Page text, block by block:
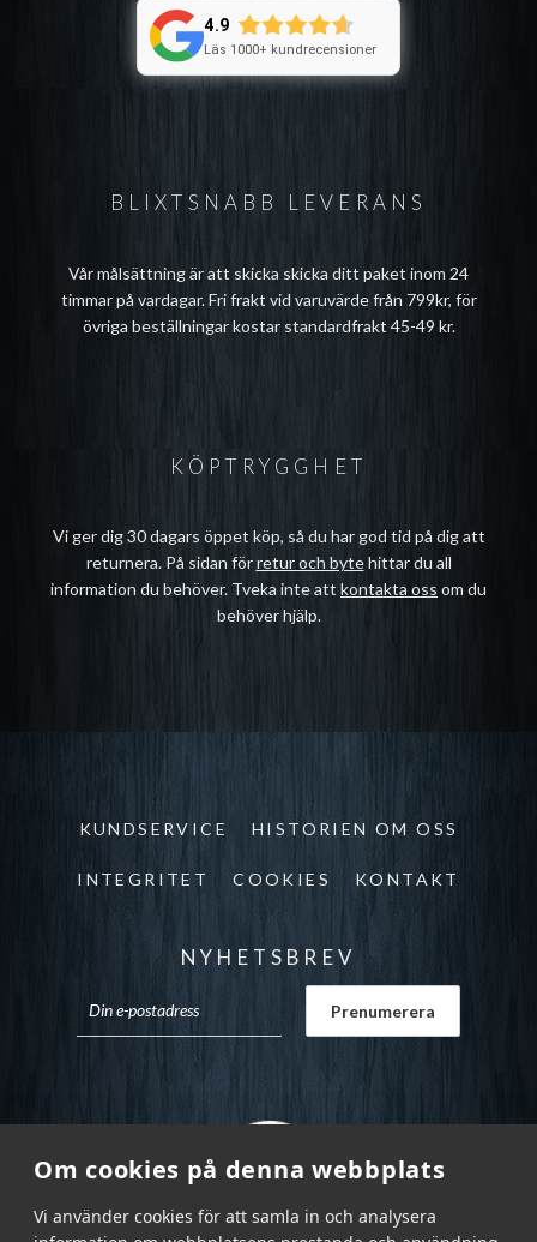
Om cookies på denna webbplats
Vi använder cookies för att samla in och analysera
BLIXTSNABB LEVERANS
Vår målsättning är att skicka skicka ditt paket inom 24
timmar på vardagar. Fri frakt vid varuvärde från 799kr, för
övriga beställningar kostar standardfrakt 45-49 kr.
4.9
Läs 1000+ kundrecensioner
KÖPTRYGGHET
Vi ger dig 30 dagars öppet köp, så du har god tid på dig att
returnera. På sidan förretur och bytehittar du all
information du behöver. Tveka inte att kontakta oss om du
behöver hjälp.
KUNDSERVICE HISTORIEN OM OSS
INTEGRITET COOKIES KONTAKT
NYHETSBREV